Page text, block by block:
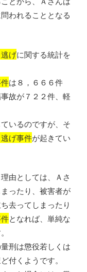
われることとなる
げに関する統計を
は８，６６６件
故が７２２件、軽
いるのですが、そ
げ事件が起きてい
由としては、Ａさ
ったり、被害者が
去ってしまったり
となれば、単純な
刑は懲役若しくは
付くようです。